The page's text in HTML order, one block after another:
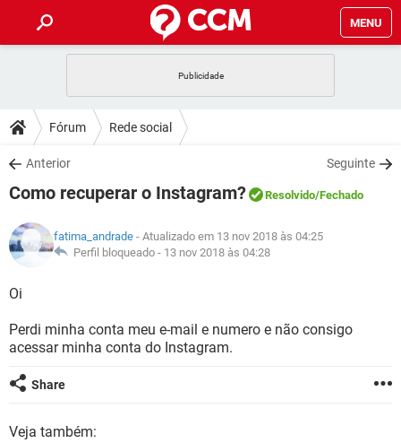
MENU
CELULAR
OUTLOOK
INSTAGRAM GMAIL
GUIA DE COMPRAS
DICAS
JOGOS
INSTAGRAM GMAIL
GUIA DE COMPRAS
DOWNLOADS
JOGOS WHATSAPP
CELULAR
OUTLOOK EXCEL
INSTAGRAM
JOGOS WHATSAPP
CELULAR
OUTLOOK
INSTAGRAM GMAIL
GLOSSÁRIO
JOGOS
OUTLOOK EXCEL
INSTAGRAM
Fórum Rede social
Anterior Seguinte
Como recuperar o Instagram? Resolvido/Fechado
fatima_andrade - Atualizado em 13 nov 2018 às 04:25
Perfil bloqueado - 13 nov 2018 às 04:28
Oi
Perdi minha conta meu e-mail e numero e não consigo
acessar minha conta do Instagram.
Share
Veja também: